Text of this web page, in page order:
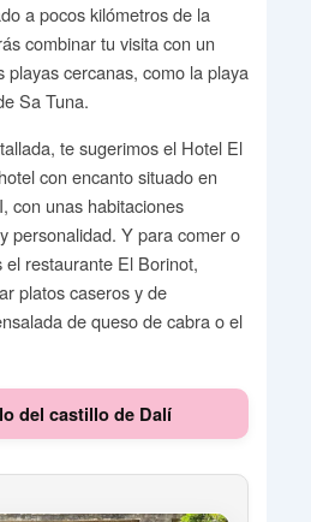
a pocos kilómetros de la
combinar tu visita con un
playas cercanas, como la playa
Sa Tuna.
te sugerimos el Hotel El
con encanto situado en
con unas habitaciones
personalidad. Y para comer o
restaurante El Borinot,
platos caseros y de
de queso de cabra o el
del castillo de Dalí